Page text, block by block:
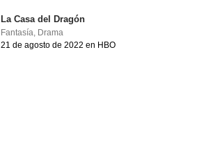
La Casa del Dragón
Fantasía, Drama
21 de agosto de 2022 en HBO